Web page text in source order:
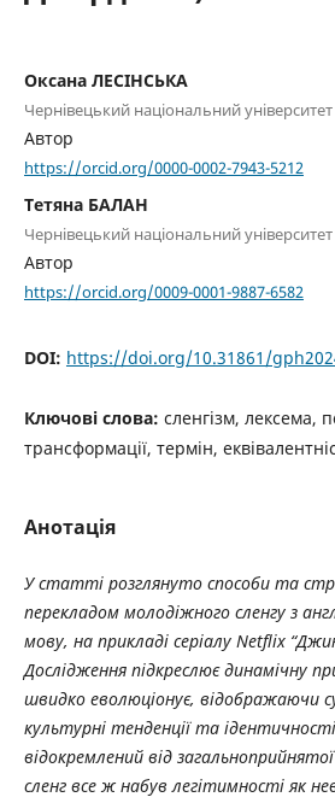
Оксана ЛЕСІНСЬКА
Чернівецький національний
Автор
https://orcid.org/0000-0002-7943-5212
Тетяна БАЛАН
Чернівецький національний
Автор
https://orcid.org/0009-0001-9887-6582
DOI: https://doi.org/10.31861/
Ключові слова: сленгізм, лексема,
трансформації, термін,
Анотація
Устаттірозглянутоспособита
перекладоммолодіжногосленгуз
мову, наприкладісеріалуNetflix
Дослідженняпідкреслюєдинамічну
швидкоеволюціонує, відображаючи
культурнітенденціїтаідентичності
відокремленийвідзагальноприйнятої
сленгвсежнабув легітимностіяк